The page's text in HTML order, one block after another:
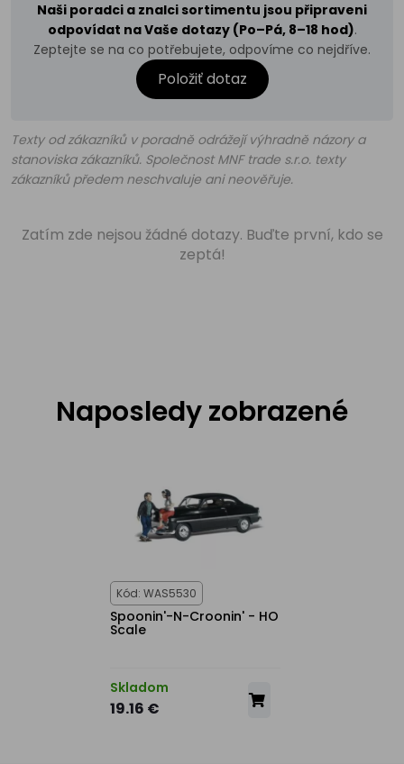
Naši poradci a znalci sortimentu jsou připraveni
odpovídat na Vaše dotazy (Po–Pá, 8–18 hod).
Zeptejte se na co potřebujete, odpovíme co nejdříve.
Položiť dotaz
Texty od zákazníků v poradně odrážejí výhradně názory a
stanoviska zákazníků. Společnost MNF trade s.r.o. texty
zákazníků předem neschvaluje ani neověřuje.
Zatím zde nejsou žádné dotazy. Buďte první, kdo se
zeptá!
Naposledy zobrazené
Kód: WAS5530
Spoonin'-N-Croonin' - HO
Scale
Skladom
19.16 €